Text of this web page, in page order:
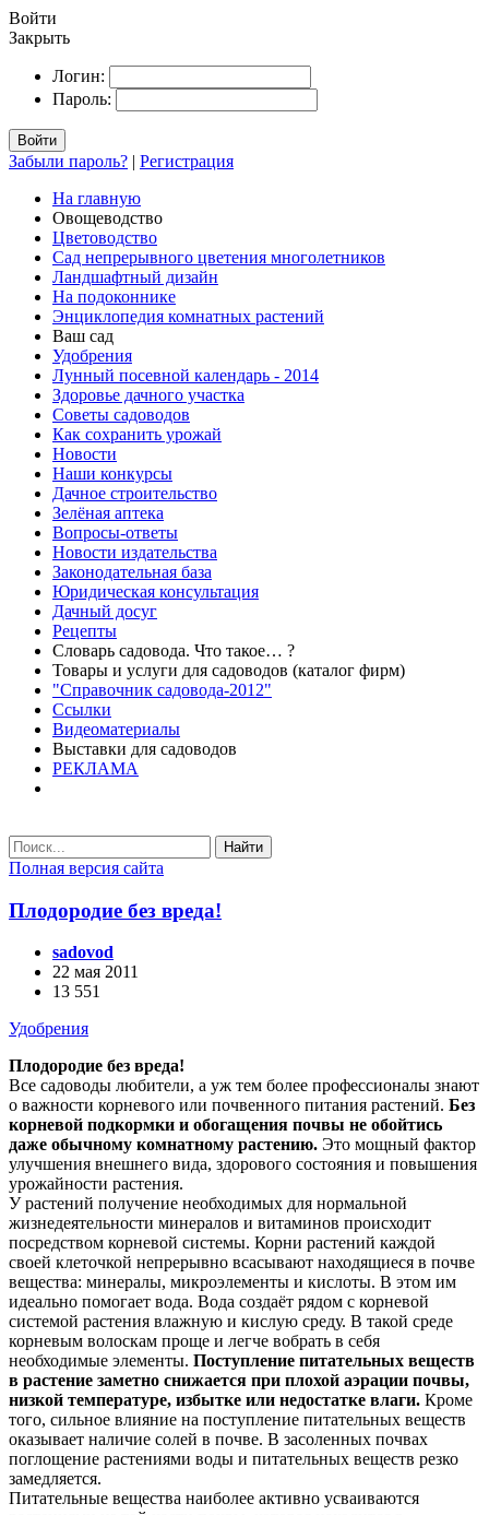
Войти
Закрыть
Логин:
Пароль:
Войти
Забыли пароль? | Регистрация
На главную
Овощеводство
Цветоводство
Сад непрерывного цветения многолетников
Ландшафтный дизайн
На подоконнике
Энциклопедия комнатных растений
Ваш сад
Удобрения
Лунный посевной календарь - 2014
Здоровье дачного участка
Советы садоводов
Как сохранить урожай
Новости
Наши конкурсы
Дачное строительство
Зелёная аптека
Вопросы-ответы
Новости издательства
Законодательная база
Юридическая консультация
Дачный досуг
Рецепты
Словарь садовода. Что такое… ?
Товары и услуги для садоводов (каталог фирм)
"Справочник садовода-2012"
Ссылки
Видеоматериалы
Выставки для садоводов
РЕКЛАМА
Найти
Полная версия сайта
Плодородие без вреда!
sadovod
22 мая 2011
13 551
Удобрения
Плодородие без вреда!
Все садоводы любители, а уж тем более профессионалы знают
о важности корневого или почвенного питания растений. Без
корневой подкормки и обогащения почвы не обойтись
даже обычному комнатному растению. Это мощный фактор
улучшения внешнего вида, здорового состояния и повышения
урожайности растения.
У растений получение необходимых для нормальной
жизнедеятельности минералов и витаминов происходит
посредством корневой системы. Корни растений каждой
своей клеточкой непрерывно всасывают находящиеся в почве
вещества: минералы, микроэлементы и кислоты. В этом им
идеально помогает вода. Вода создаёт рядом с корневой
системой растения влажную и кислую среду. В такой среде
корневым волоскам проще и легче вобрать в себя
необходимые элементы. Поступление питательных веществ
в растение заметно снижается при плохой аэрации почвы,
низкой температуре, избытке или недостатке влаги. Кроме
того, сильное влияние на поступление питательных веществ
оказывает наличие солей в почве. В засоленных почвах
поглощение растениями воды и питательных веществ резко
замедляется.
Питательные вещества наиболее активно усваиваются